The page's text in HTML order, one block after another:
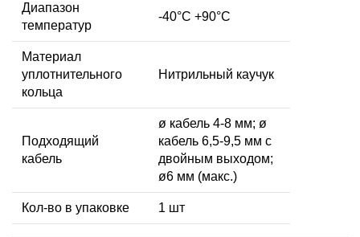
Диапазон
температур
-40°C +90°C
Материал
уплотнительного
кольца
Нитрильный каучук
Подходящий
кабель
ø кабель 4-8 мм; ø
кабель 6,5-9,5 мм с
двойным выходом;
ø6 мм (макс.)
Кол-во в упаковке 1 шт